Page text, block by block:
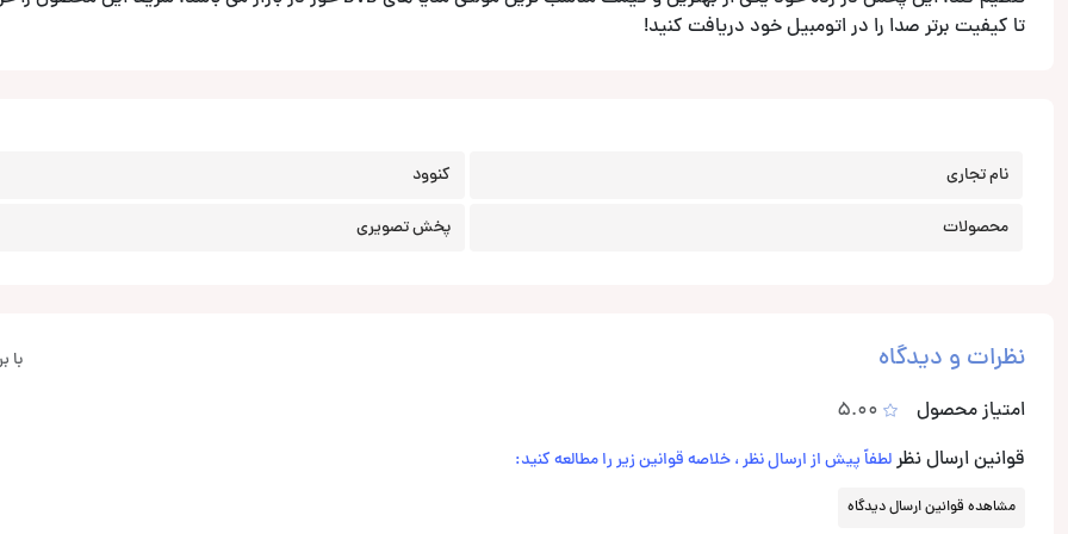
تا کیفیت برتر صدا را در اتومبیل خود دریافت کنید!
نام تجاری کنوود
محصولات پخش تصویری
نظرات و دیدگاه با
امتیاز محصول
5.00
قوانین ارسال نظرلطفاً پیش از ارسال نظر ، خلاصه قوانین زیر را مطالعه کنید:
مشاهده قوانین ارسال دیدگاه